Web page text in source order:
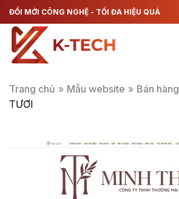
Chuyển
đến
dung
ĐỔI MỚI CÔNG NGHỆ - TỐI ĐA HIỆU QUẢ
Trang chủ » Mẫu website » Bán hàng
TƯƠI